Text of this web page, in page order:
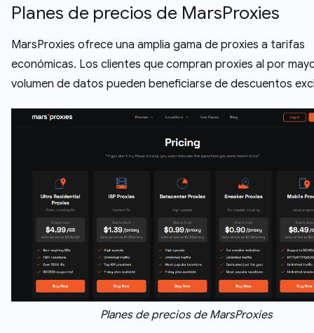
Planes de precios de MarsProxies
MarsProxies ofrece una amplia gama de proxies a tarifas
económicas. Los clientes que compran proxies al por
volumen de datos pueden beneficiarse de descuentos
Planes de precios de MarsProxies